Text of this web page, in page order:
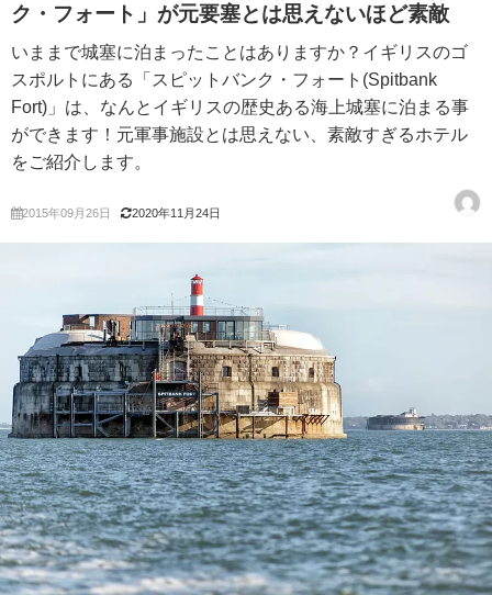
ク・フォート」が元要塞とは思えないほど素敵
いままで城塞に泊まったことはありますか？イギリスのゴ
スポルトにある「スピットバンク・フォート(Spitbank
Fort)」は、なんとイギリスの歴史ある海上城塞に泊まる事
ができます！元軍事施設とは思えない、素敵すぎるホテル
をご紹介します。
2015年09月26日 2020年11月24日